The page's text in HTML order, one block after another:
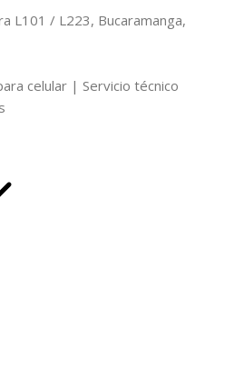
L101 / L223, Bucaramanga,
celular | Servicio técnico